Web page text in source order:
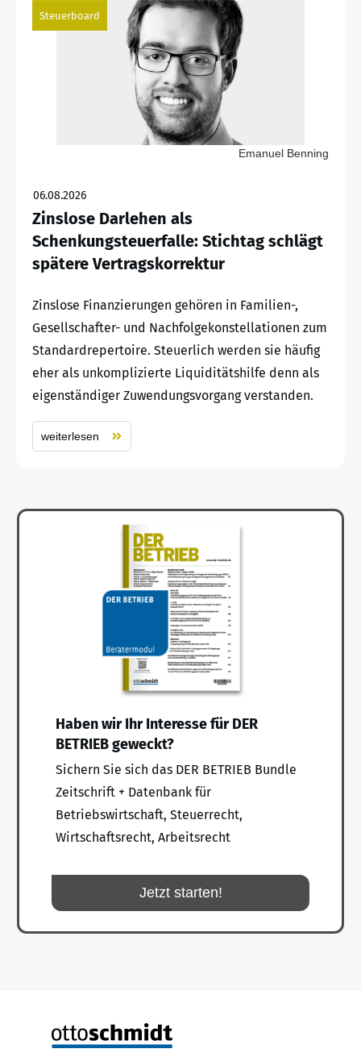
Steuerboard
Emanuel Benning
06.08.2026
Zinslose Darlehen als
Schenkungsteuerfalle: Stichtag schlägt
spätere Vertragskorrektur
Zinslose Finanzierungen gehören in Familien-,
Gesellschafter- und Nachfolgekonstellationen zum
Standardrepertoire. Steuerlich werden sie häufig
eher als unkomplizierte Liquiditätshilfe denn als
eigenständiger Zuwendungsvorgang verstanden.
weiterlesen
Haben wir Ihr Interesse für DER
BETRIEB geweckt?
Sichern Sie sich das DER BETRIEB Bundle
Zeitschrift + Datenbank für
Betriebswirtschaft, Steuerrecht,
Wirtschaftsrecht, Arbeitsrecht
Jetzt starten!